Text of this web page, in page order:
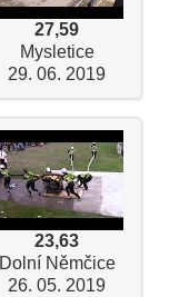
27,59
Mysletice
29. 06. 2019
23,63
Dolní Němčice
26. 05. 2019